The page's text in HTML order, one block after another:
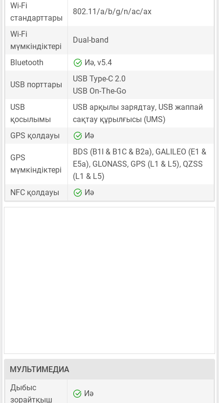
Wi-Fi
стандарттары
802.11/a/b/g/n/ac/ax
Wi-Fi
мүмкіндіктері
Dual-band
Bluetooth Иә, v5.4
USB порттары
USB Type-C 2.0
USB On-The-Go
USB
қосылымы
USB арқылы зарядтау, USB жаппай
сақтау құрылғысы (UMS)
GPS қолдауы
Иә
GPS
мүмкіндіктері
BDS (B1I & B1C & B2a), GALILEO (E1 &
E5a), GLONASS, GPS (L1 & L5), QZSS
(L1 & L5)
NFC қолдауы
Иә
МУЛЬТИМЕДИА
Дыбыс
зорайтқыш
Иә